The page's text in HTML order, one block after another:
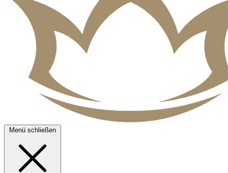
Menü schließen